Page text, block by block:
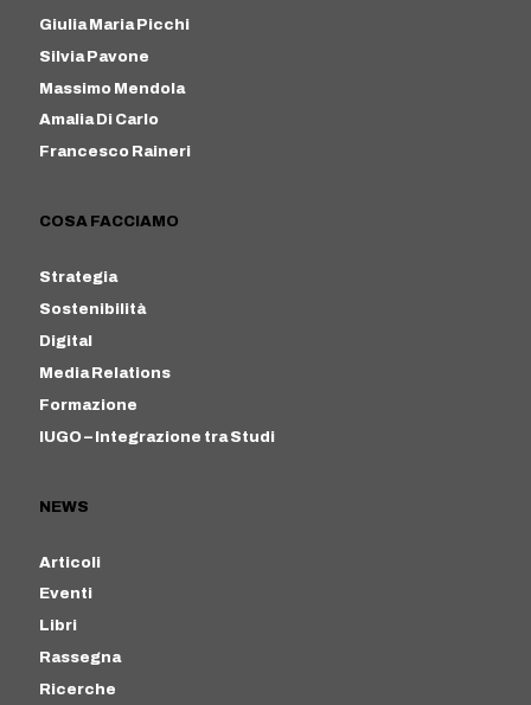
Giulia Maria Picchi
Silvia Pavone
Massimo Mendola
Amalia Di Carlo
Francesco Raineri
COSA FACCIAMO
Strategia
Sostenibilità
Digital
Media Relations
Formazione
IUGO – Integrazione tra Studi
NEWS
Articoli
Eventi
Libri
Rassegna
Ricerche